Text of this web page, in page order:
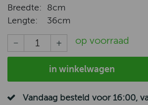
Breedte:
8cm
Lengte:
36cm
op voorraad
in winkelwagen
Vandaag besteld voor 16:00,